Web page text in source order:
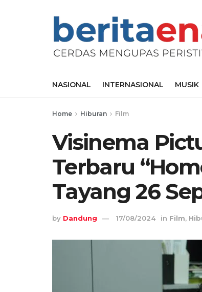
NASIONAL INTERNASIONAL MUSIK
Home Hiburan Film
Visinema
Terbaru
Tayang 26
by Dandung 17/08/2024 in Film,